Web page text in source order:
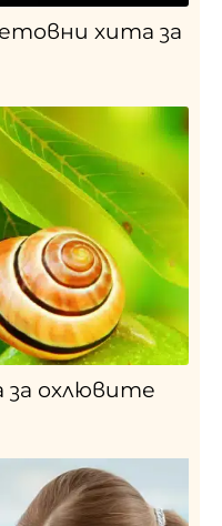
хита за
охлювите